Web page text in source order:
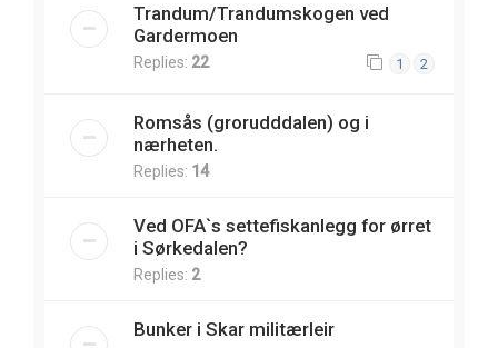
Trandum/Trandumskogen ved
Gardermoen
Replies: 22 1 2
Romsås (grorudddalen) og i
nærheten.
Replies: 14
Ved OFA`s settefiskanlegg for ørret
i Sørkedalen?
Replies: 2
Bunker i Skar militærleir